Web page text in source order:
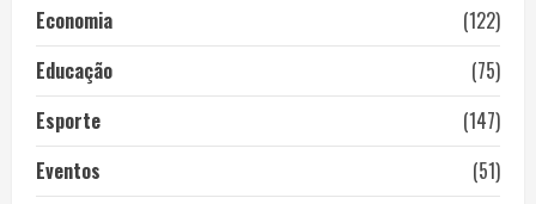
Economia
(122)
Educação
(75)
Esporte
(147)
Eventos
(51)